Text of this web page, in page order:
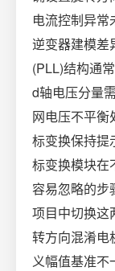
电流控制异
逆变器建模差
(PLL)结构通
d轴电压分量
网电压不平衡
标变换保持提
标变换模块在
容易忽略的步
项目中切换这
转方向混淆电
义幅值基准